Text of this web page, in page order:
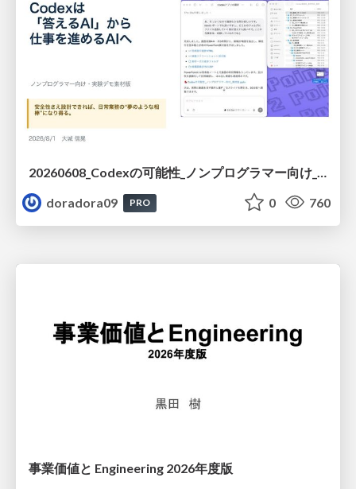
doradora09
PRO 0 760
事業価値と Engineering 2026年度版